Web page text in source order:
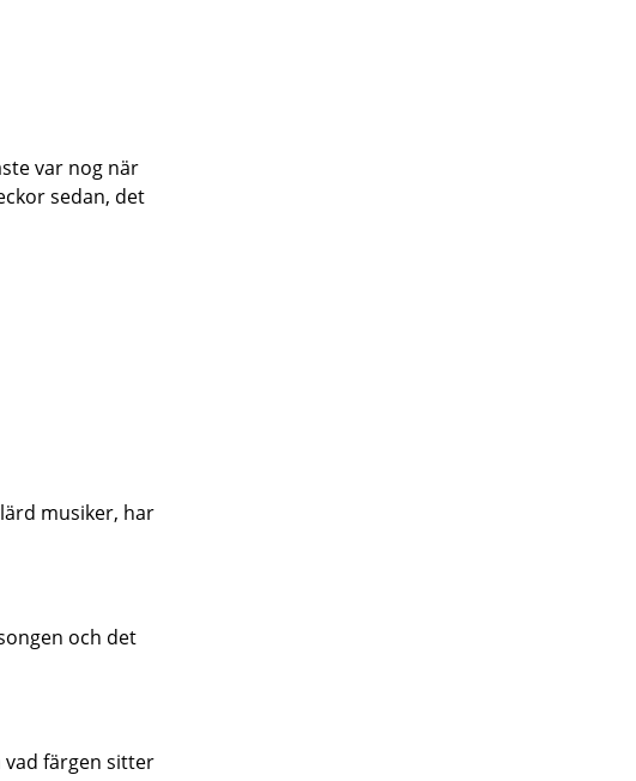
var nog när
sedan, det
musiker, har
och det
färgen sitter